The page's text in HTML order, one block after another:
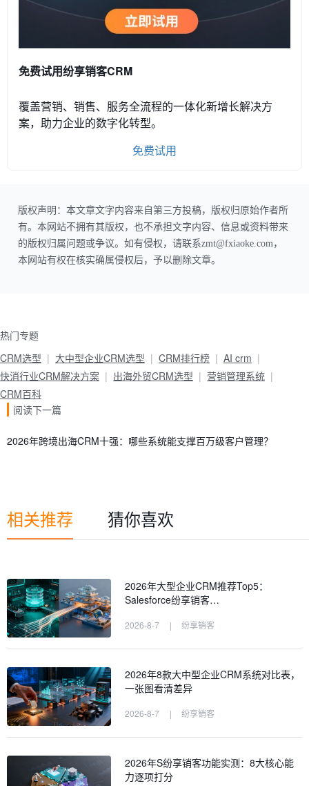
免费试用纷享销客CRM
覆盖营销、销售、服务全流程的一体化新增长解决方
案，助力企业的数字化转型。
免费试用
版权声明：本文章文字内容来自第三方投稿，版权归原始作者所
有。本网站不拥有其版权，也不承担文字内容、信息或资料带来
的版权归属问题或争议。如有侵权，请联系zmt@fxiaoke.com，
本网站有权在核实确属侵权后，予以删除文章。
热门专题
CRM选型
大中型企业CRM选型 CRM排行榜
AI crm
快消行业CRM解决方案
出海外贸CRM选型
营销管理系统
CRM百科
阅读下一篇
2026年跨境出海CRM十强：哪些系统能支撑百万级客户管理？
相关推荐 猜你喜欢
2026年大型企业CRM推荐Top5：
Salesforce纷享销客…
2026-8-7 | 纷享销客
2026年8款大中型企业CRM系统对比表，
一张图看清差异
2026-8-7 | 纷享销客
2026年S纷享销客功能实测：8大核心能
力逐项打分